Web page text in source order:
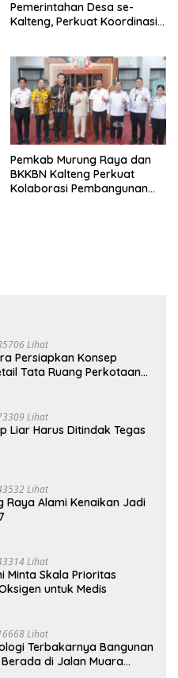
Pemerintahan Desa se-
Kalteng, Perkuat Koordinasi
Pemkab Murung Raya dan
BKKBN Kalteng Perkuat
Kolaborasi Pembangunan
Lihat
Persiapkan Konsep
Tata Ruang Perkotaan
Lihat
Liar Harus Ditindak Tegas
Lihat
Raya Alami Kenaikan Jadi
Lihat
Minta Skala Prioritas
untuk Medis
Lihat
Terbakarnya Bangunan
di Jalan Muara